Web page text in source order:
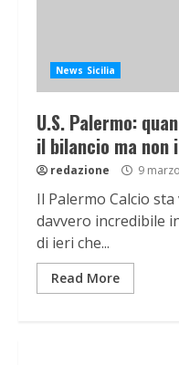
News Sicilia
U.S. Palermo:
il bilancio ma non
redazione 9
Il Palermo Calcio
davvero incredibile
di ieri che...
Read More